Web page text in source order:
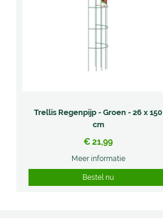
Trellis Regenpijp - Groen - 26 x 150
cm
€21,99
Meer informatie
Bestel nu